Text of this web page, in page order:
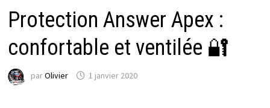
Protection Answer Apex :
confortable et ventilée 🔐
parOlivier 1 janvier 2020